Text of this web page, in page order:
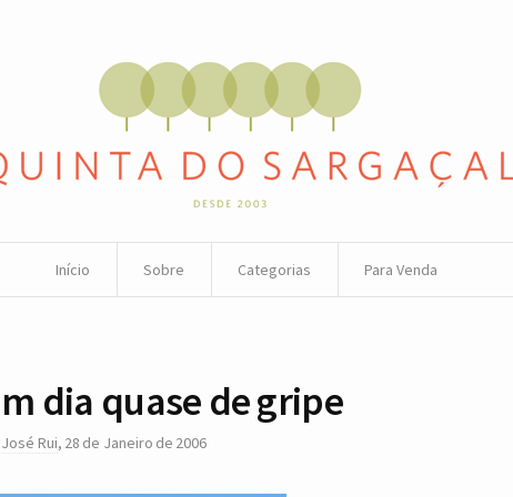
Início Sobre Categorias Para Venda
dia quase de gripe
José Rui, 28 de Janeiro de 2006